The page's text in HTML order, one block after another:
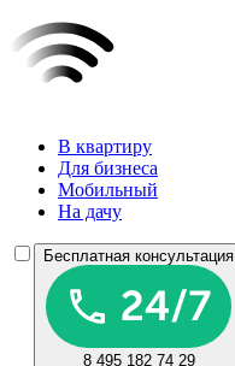
В квартиру
Для бизнеса
Мобильный
На дачу
Бесплатная консультация
8 495 182 74 29